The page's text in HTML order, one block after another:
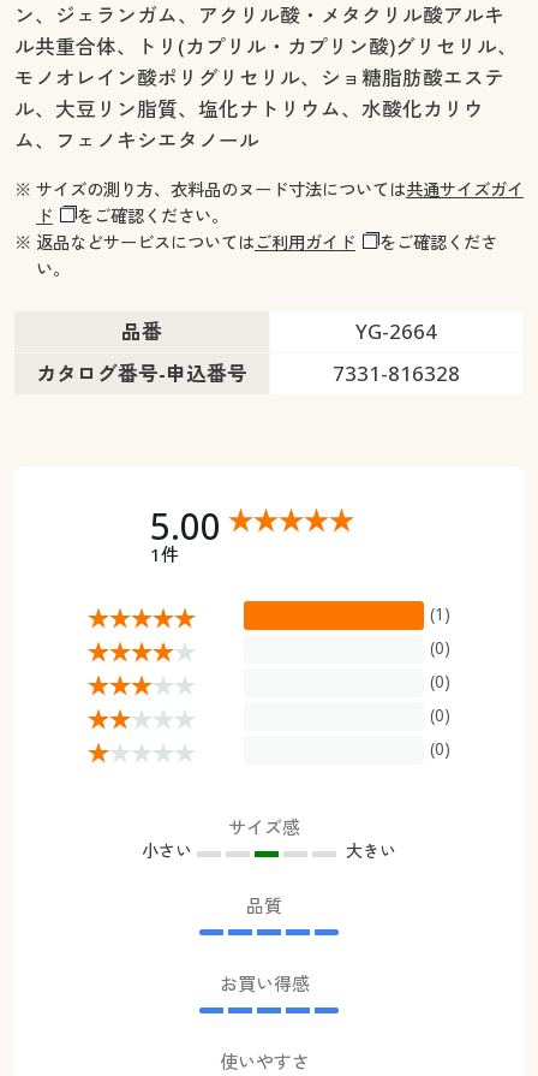
ン、ジェランガム、アクリル酸・メタクリル酸アルキ
ル共重合体、トリ(カプリル・カプリン酸)グリセリル、
モノオレイン酸ポリグリセリル、ショ糖脂肪酸エステ
ル、大豆リン脂質、塩化ナトリウム、水酸化カリウ
ム、フェノキシエタノール
※ サイズの測り方、衣料品のヌード寸法については共通サイズガイ
ド
をご確認ください。
※ 返品などサービスについてはご利用ガイド
をご確認くださ
い。
品番
YG-2664
カタログ番号-申込番号
7331-816328
5.00
1件
(1)
(0)
(0)
(0)
(0)
サイズ感
小さい 大きい
品質
お買い得感
使いやすさ